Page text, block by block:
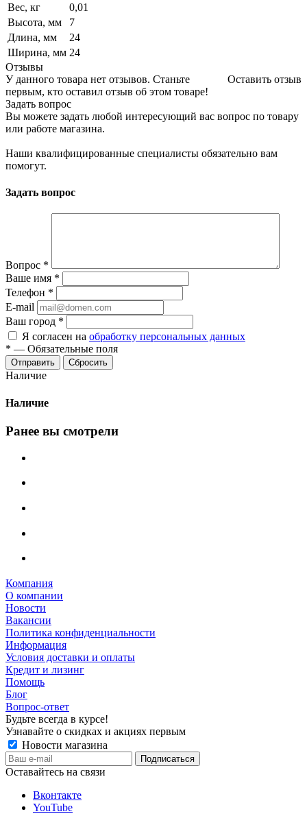
Вес, кг
0,01
Высота, мм
7
Длина, мм
24
Ширина, мм 24
Отзывы
Оставить отзыв
У данного товара нет отзывов. Станьте
первым, кто оставил отзыв об этом товаре!
Задать вопрос
Вы можете задать любой интересующий вас вопрос по товару
или работе магазина.
Наши квалифицированные специалисты обязательно вам
помогут.
Задать вопрос
Вопрос *
Ваше имя *
Телефон *
E-mail
Ваш город *
Я согласен на обработку персональных данных
* — Обязательные поля
Сбросить
Наличие
Наличие
Ранее вы смотрели
Компания
О компании
Новости
Вакансии
Политика конфиденциальности
Информация
Условия доставки и оплаты
Кредит и лизинг
Помощь
Блог
Вопрос-ответ
Будьте всегда в курсе!
Узнавайте о скидках и акциях первым
Новости магазина
Оставайтесь на связи
Вконтакте
YouTube